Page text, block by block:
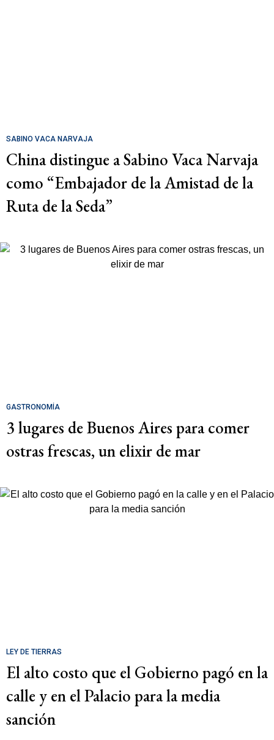
SABINO VACA NARVAJA
China distingue a Sabino Vaca Narvaja
como “Embajador de la Amistad de la
Ruta de la Seda”
GASTRONOMÍA
3 lugares de Buenos Aires para comer
ostras frescas, un elixir de mar
LEY DE TIERRAS
El alto costo que el Gobierno pagó en la
calle y en el Palacio para la media
sanción